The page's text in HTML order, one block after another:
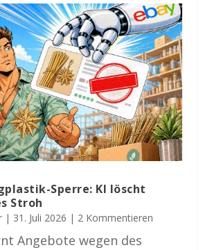
Sperre: KI löscht
Stroh
| 31. Juli 2026 | 2 Kommentieren
Angebote wegen des